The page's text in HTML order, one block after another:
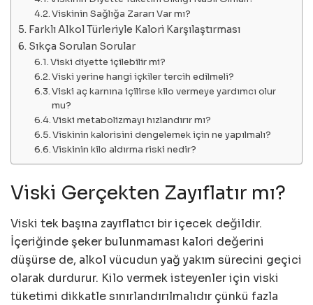
Viskinin Sağlığa Zararı Var mı?
Farklı Alkol Türleriyle Kalori Karşılaştırması
Sıkça Sorulan Sorular
Viski diyette içilebilir mi?
Viski yerine hangi içkiler tercih edilmeli?
Viski aç karnına içilirse kilo vermeye yardımcı olur
mu?
Viski metabolizmayı hızlandırır mı?
Viskinin kalorisini dengelemek için ne yapılmalı?
Viskinin kilo aldırma riski nedir?
Viski Gerçekten Zayıflatır mı?
Viski tek başına zayıflatıcı bir içecek değildir.
İçeriğinde şeker bulunmaması kalori değerini
düşürse de, alkol vücudun yağ yakım sürecini geçici
olarak durdurur. Kilo vermek isteyenler için viski
tüketimi dikkatle sınırlandırılmalıdır çünkü fazla